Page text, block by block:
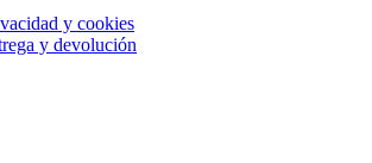
y cookies
y devolución